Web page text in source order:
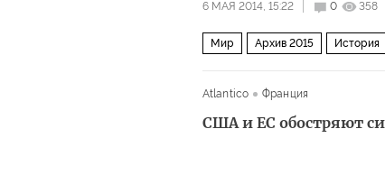
6 МАЯ 2014, 15:22 0 358
Мир Архив 2015 История
Atlantico Франция
США и ЕС обостряют